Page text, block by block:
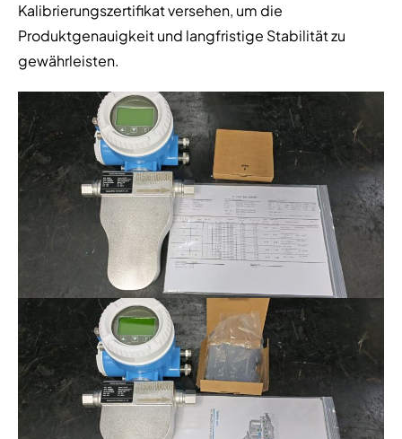
Kalibrierungszertifikat versehen, um die
Produktgenauigkeit und langfristige Stabilität zu
gewährleisten.